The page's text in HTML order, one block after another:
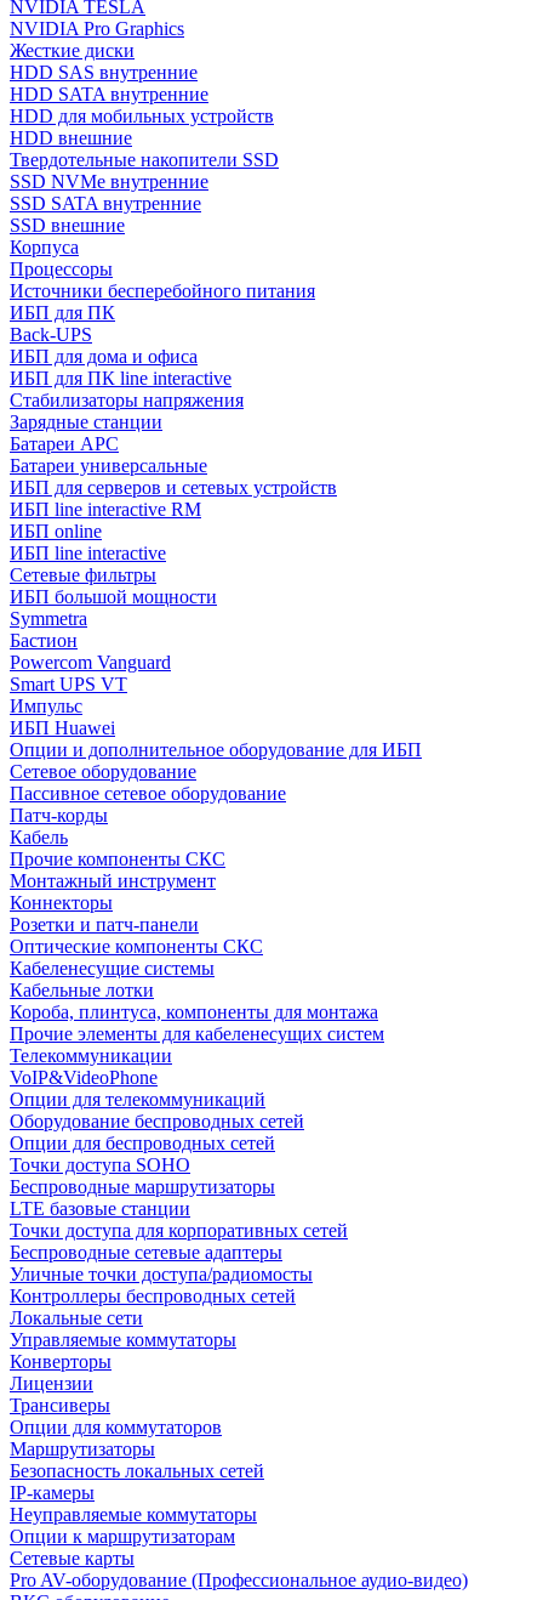
NVIDIA TESLA
NVIDIA Pro Graphics
Жесткие диски
HDD SAS внутренние
HDD SATA внутренние
HDD для мобильных устройств
HDD внешние
Твердотельные накопители SSD
SSD NVMe внутренние
SSD SATA внутренние
SSD внешние
Корпуса
Процессоры
Источники бесперебойного питания
ИБП для ПК
Back-UPS
ИБП для дома и офиса
ИБП для ПК linе interactive
Стабилизаторы напряжения
Зарядные станции
Батареи APC
Батареи универсальные
ИБП для серверов и сетевых устройств
ИБП line interactive RM
ИБП online
ИБП linе interactive
Сетевые фильтры
ИБП большой мощности
Symmetra
Бастион
Powercom Vanguard
Smart UPS VT
Импульс
ИБП Huawei
Опции и дополнительное оборудование для ИБП
Сетевое оборудование
Пассивное сетевое оборудование
Патч-корды
Кабель
Прочие компоненты СКС
Монтажный инструмент
Коннекторы
Розетки и патч-панели
Оптические компоненты СКС
Кабеленесущие системы
Кабельные лотки
Короба, плинтуса, компоненты для монтажа
Прочие элементы для кабеленесущих систем
Телекоммуникации
VoIP&VideoPhone
Опции для телекоммуникаций
Оборудование беспроводных сетей
Опции для беспроводных сетей
Точки доступа SOHO
Беспроводные маршрутизаторы
LTE базовые станции
Точки доступа для корпоративных сетей
Беспроводные сетевые адаптеры
Уличные точки доступа/радиомосты
Контроллеры беспроводных сетей
Локальные сети
Управляемые коммутаторы
Конверторы
Лицензии
Трансиверы
Опции для коммутаторов
Маршрутизаторы
Безопасность локальных сетей
IP-камеры
Неуправляемые коммутаторы
Опции к маршрутизаторам
Сетевые карты
Pro AV-оборудование (Профессиональное аудио-видео)